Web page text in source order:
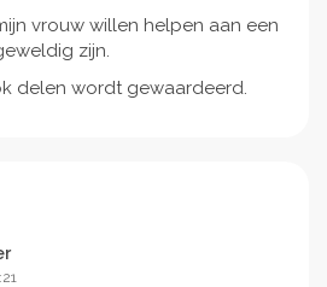
vrouw willen helpen aan een
zijn.
delen wordt gewaardeerd.